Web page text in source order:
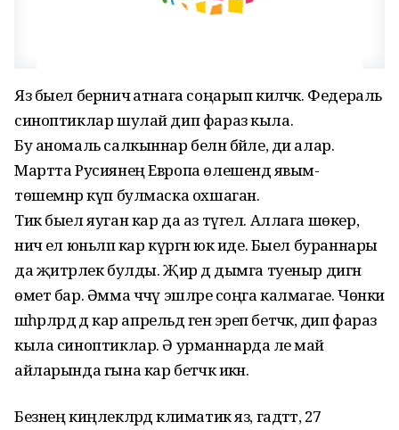
Яз быел берничә атнага соңарып киләчәк. Федераль
синоптиклар шулай дип фараз кыла.
Бу аномаль салкыннар белән бәйле, ди алар.
Мартта Русиянең Европа өлешендә явым-
төшемнәр күп булмаска охшаган.
Тик быел яуган кар да аз түгел. Аллага шөкер,
ничә ел юньләп кар күргән юк иде. Быел бураннары
да җитәрлек булды. Җир дә дымга туеныр дигән
өмет бар. Әмма чәчү эшләре соңга калмагае. Чөнки
шәһәрләрдә дә кар апрельдә генә эреп бетәчәк, дип фараз
кыла синоптиклар. Ә урманнарда әле май
айларында гына кар бетәчәк икән.
Безнең киңлекләрдә климатик яз, гадәттә, 27